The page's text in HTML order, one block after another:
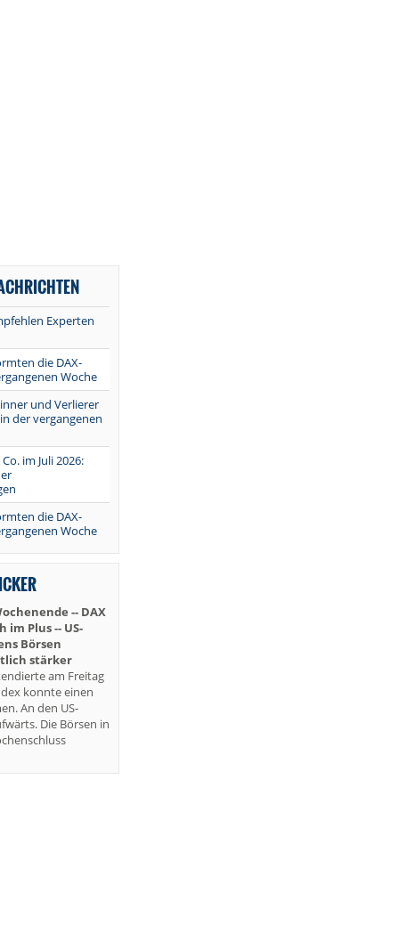
Experten
die DAX-
Woche
und Verlierer
der vergangenen
im Juli 2026:
die DAX-
Woche
-- DAX
Plus -- US-
Börsen
stärker
am Freitag
konnte einen
An den US-
Die Börsen in